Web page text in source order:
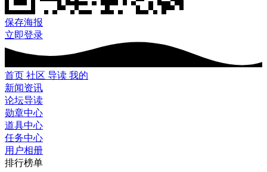
保存海报
立即登录
首页 社区 导读 我的
新闻资讯
论坛导读
勋章中心
道具中心
任务中心
用户相册
排行榜单